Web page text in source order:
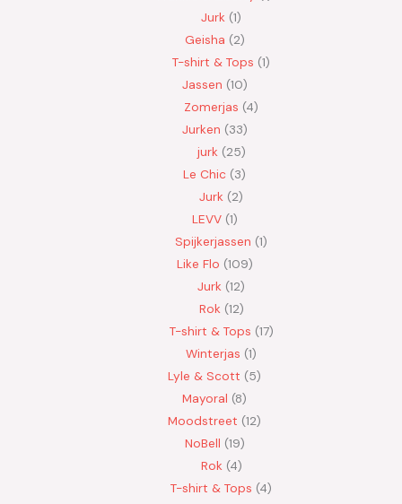
Jurk 1
Geisha 2
T-shirt & Tops 1
Jassen 10
Zomerjas 4
Jurken 33
jurk 25
Le Chic 3
Jurk 2
LEVV 1
Spijkerjassen 1
Like Flo 109
Jurk 12
Rok 12
T-shirt & Tops 17
Winterjas 1
Lyle & Scott 5
Mayoral 8
Moodstreet 12
NoBell 19
Rok 4
T-shirt & Tops 4